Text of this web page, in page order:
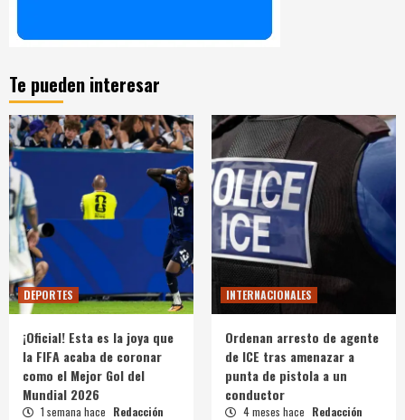
Te pueden interesar
DEPORTES
¡Oficial! Esta es la joya que
la FIFA acaba de coronar
como el Mejor Gol del
Mundial 2026
1 semana hace Redacción
INTERNACIONALES
Ordenan arresto de agente
de ICE tras amenazar a
punta de pistola a un
conductor
4 meses hace Redacción